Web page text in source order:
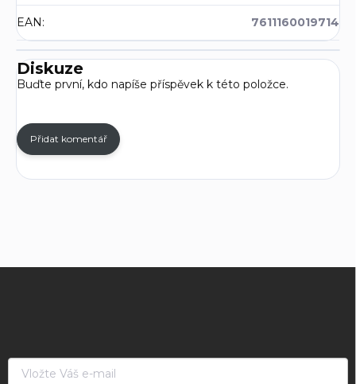
EAN : 7611160019714
Diskuze
Buďte první, kdo napíše příspěvek k této položce.
Přidat komentář